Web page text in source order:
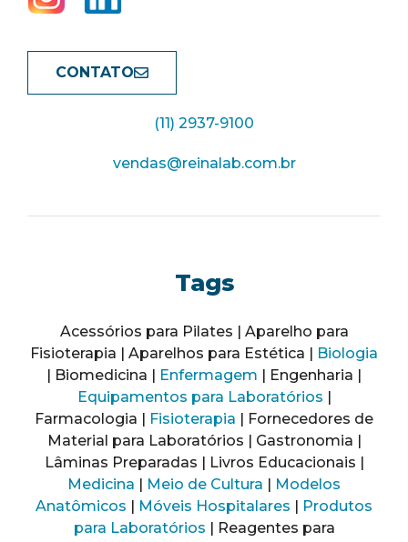
CONTATO
(11) 2937-9100
vendas@reinalab.com.br
Tags
Acessórios para Pilates | Aparelho para
Fisioterapia | Aparelhos para Estética |
Biologia
| Biomedicina |
Enfermagem | Engenharia |
Equipamentos para Laboratórios
Farmacologia |
Fisioterapia | Fornecedores de
Material para Laboratórios | Gastronomia |
Lâminas Preparadas | Livros Educacionais |
Medicina
Meio de Cultura
Modelos
Anatômicos
Móveis Hospitalares
Produtos
para Laboratórios | Reagentes para